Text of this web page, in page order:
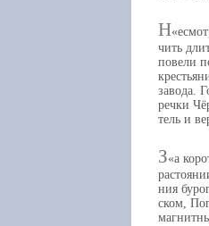
Н
чить
повели
завода.
речки
тель и
З а
ния
ском,